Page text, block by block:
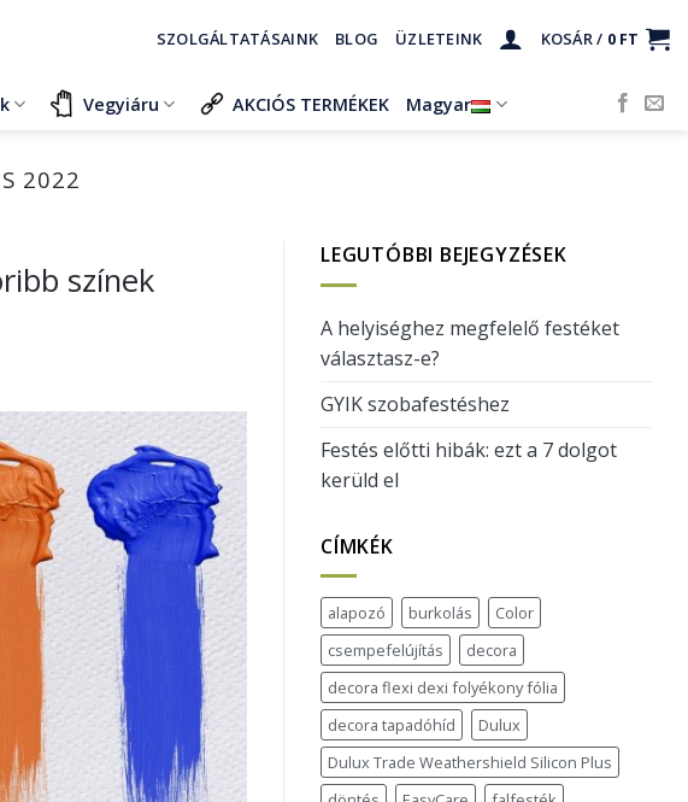
SZOLGÁLTATÁSAINK BLOG ÜZLETEINK KOSÁR / 0 FT
Vegyiáru AKCIÓS TERMÉKEK Magyar
2022
színek
LEGUTÓBBI BEJEGYZÉSEK
A helyiséghez megfelelő festéket
választasz-e?
GYIK szobafestéshez
Festés előtti hibák: ezt a 7 dolgot
kerüld el
CÍMKÉK
alapozó burkolás
Color
csempefelújítás
decora
decora flexi dexi folyékony fólia
decora tapadóhíd
Dulux
Dulux Trade Weathershield Silicon Plus